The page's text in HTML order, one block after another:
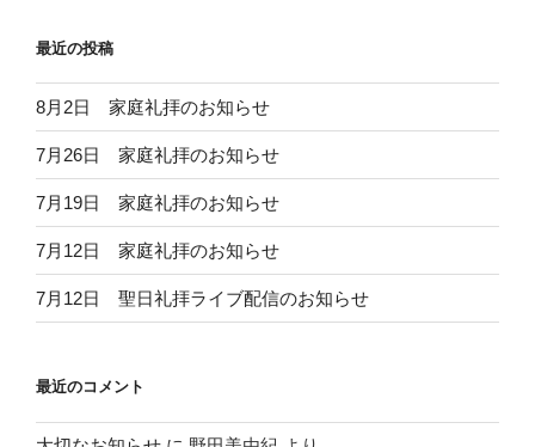
最近の投稿
8月2日 家庭礼拝のお知らせ
7月26日 家庭礼拝のお知らせ
7月19日 家庭礼拝のお知らせ
7月12日 家庭礼拝のお知らせ
7月12日 聖日礼拝ライブ配信のお知らせ
最近のコメント